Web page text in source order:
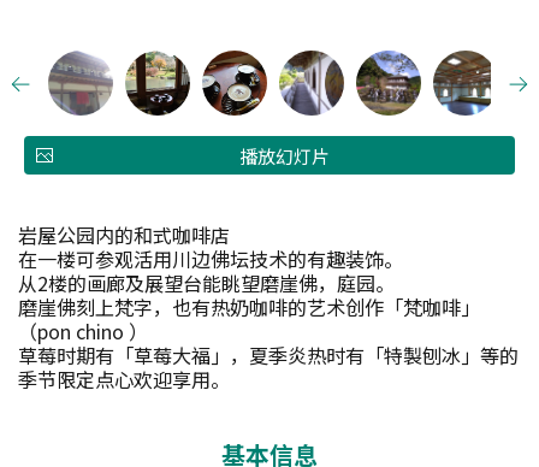
播放幻灯片
岩屋公园内的和式咖啡店
在一楼可参观活用川边佛坛技术的有趣装饰。
从2楼的画廊及展望台能眺望磨崖佛，庭园。
磨崖佛刻上梵字，也有热奶咖啡的艺术创作「梵咖啡」
（pon chino ）
草莓时期有「草莓大福」，夏季炎热时有「特製刨冰」等的
季节限定点心欢迎享用。
基本信息